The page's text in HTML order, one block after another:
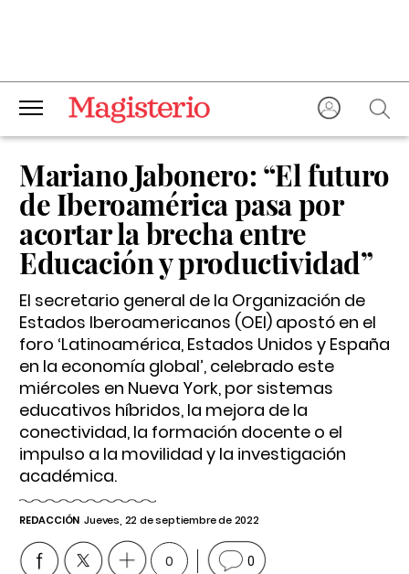
Mariano Jabonero: “El futuro
de Iberoamérica pasa por
acortar la brecha entre
Educación y productividad”
El secretario general de la Organización de
Estados Iberoamericanos (OEI) apostó en el
foro ‘Latinoamérica, Estados Unidos y España
en la economía global’, celebrado este
miércoles en Nueva York, por sistemas
educativos híbridos, la mejora de la
conectividad, la formación docente o el
impulso a la movilidad y la investigación
académica.
REDACCIÓN Jueves, 22 de septiembre de 2022
0 0